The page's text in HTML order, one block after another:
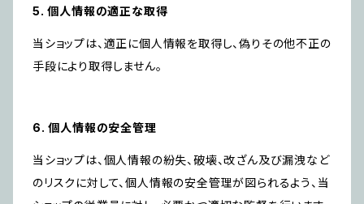
5. 個人情報の適正な取得
当ショップは、適正に個人情報を取得し、偽りその他不正の
手段により取得しません。
6. 個人情報の安全管理
当ショップは、個人情報の紛失、破壊、改ざん及び漏洩など
のリスクに対して、個人情報の安全管理が図られるよう、当